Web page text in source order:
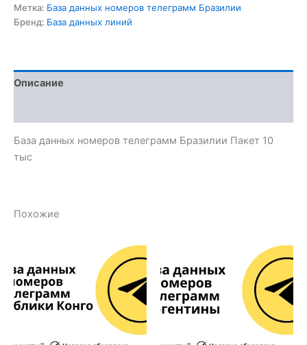
Метка: База данных номеров телеграмм Бразилии
Бренд: База данных линий
Описание
База данных номеров телеграмм Бразилии Пакет 10
тыс
Похожие